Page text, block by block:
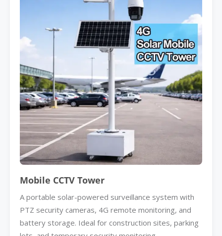
Mobile CCTV Tower
A portable solar-powered surveillance system with
PTZ security cameras, 4G remote monitoring, and
battery storage. Ideal for construction sites, parking